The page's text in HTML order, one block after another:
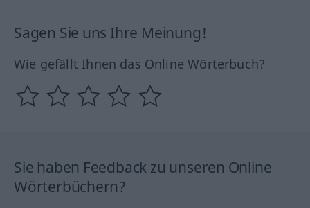
Sagen Sie uns Ihre Meinung!
Wie gefällt Ihnen das Online Wörterbuch?
Sie haben Feedback zu unseren Online
Wörterbüchern?